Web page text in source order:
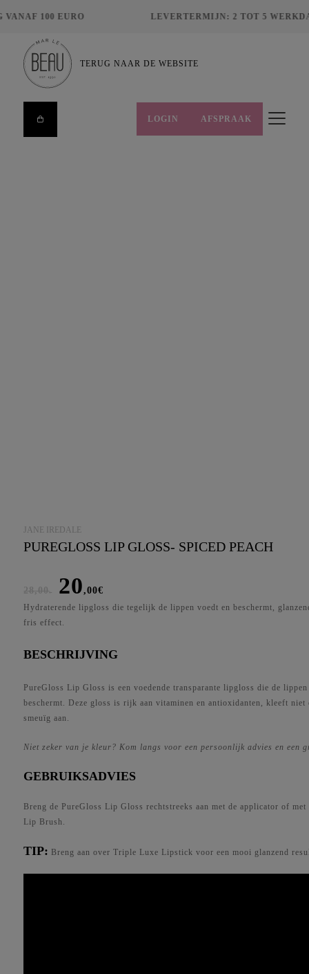
100 EURO LEVERTERMIJN: 2 TOT 5
TERUG NAAR DE WEBSITE
LOGIN AFSPRAAK
JANE IREDALE
PUREGLOSS LIP GLOSS- SPICED PEACH
28,00€ Oorspronkelijke
prijs
was:
28,00€.
20,00€prijs
is:
Hydraterende lipgloss die tegelijk de lippen voedt en beschermt,
fris effect.
BESCHRIJVING
PureGloss Lip Gloss is een voedende transparante lipgloss die de
beschermt. Deze gloss is rijk aan vitaminen en antioxidanten, kleeft niet
smeuïg aan.
Niet zeker van je kleur? Kom langsvoor een persoonlijk advies en een
GEBRUIKSADVIES
Breng de PureGloss Lip Gloss rechtstreeks aan met de applicator of met
Lip Brush.
TIP: Breng aan over Triple Luxe Lipstickvoor een mooi glanzend